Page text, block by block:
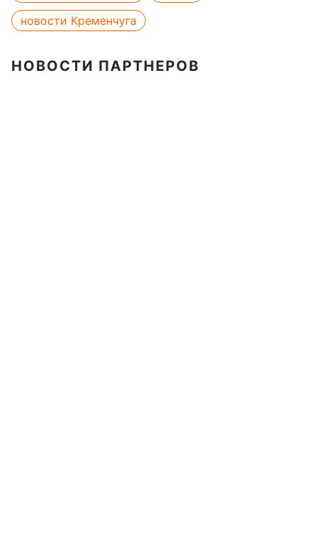
новости Кременчуга
НОВОСТИ ПАРТНЕРОВ